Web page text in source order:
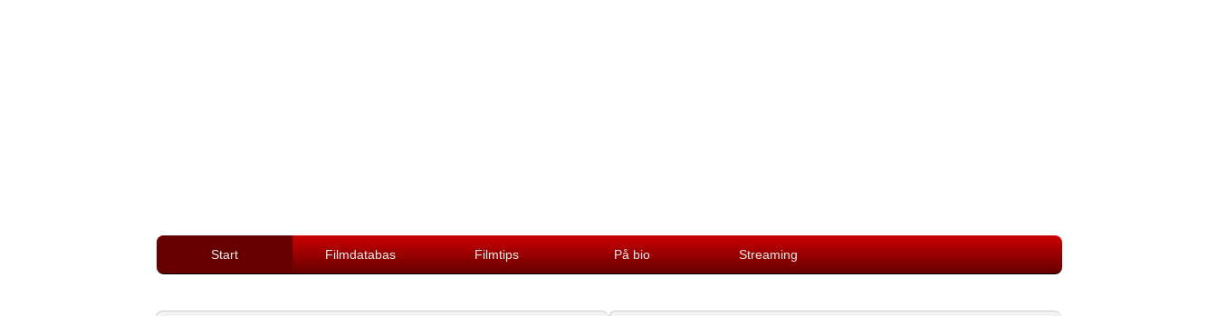
Start Filmdatabas Filmtips På bio Streaming